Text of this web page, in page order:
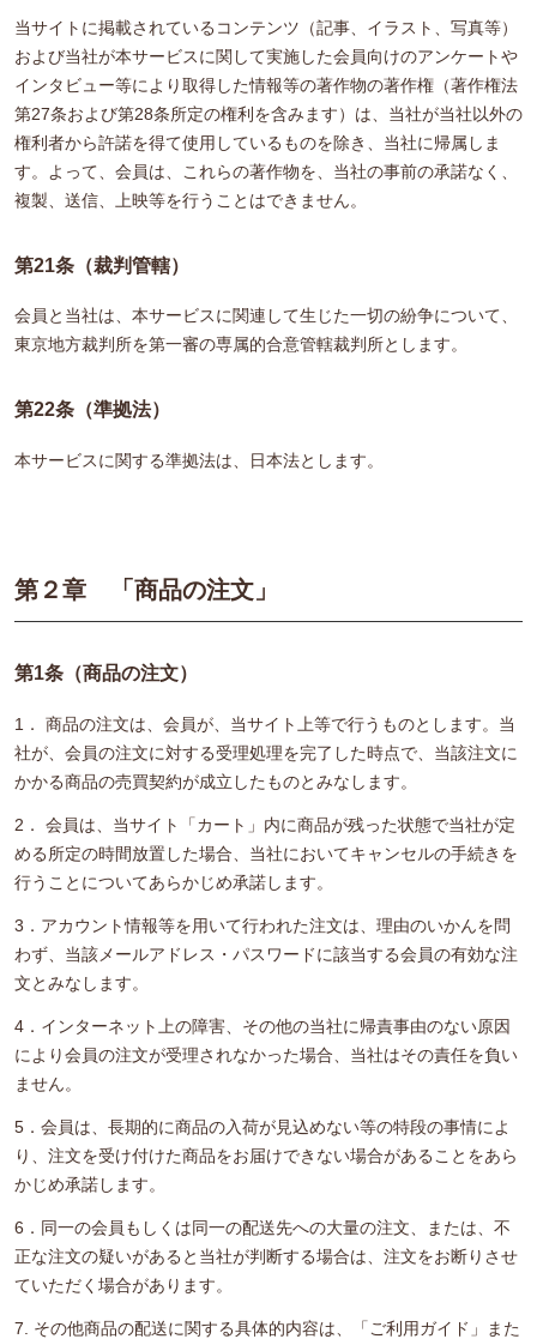
当サイトに掲載されているコンテンツ（記事、イラスト、写真等）
および当社が本サービスに関して実施した会員向けのアンケートや
インタビュー等により取得した情報等の著作物の著作権（著作権法
第27条および第28条所定の権利を含みます）は、当社が当社以外の
権利者から許諾を得て使用しているものを除き、当社に帰属しま
す。よって、会員は、これらの著作物を、当社の事前の承諾なく、
複製、送信、上映等を行うことはできません。
第21条（裁判管轄）
会員と当社は、本サービスに関連して生じた一切の紛争について、
東京地方裁判所を第一審の専属的合意管轄裁判所とします。
第22条（準拠法）
本サービスに関する準拠法は、日本法とします。
第２章 「商品の注文」
第1条（商品の注文）
1． 商品の注文は、会員が、当サイト上等で行うものとします。当
社が、会員の注文に対する受理処理を完了した時点で、当該注文に
かかる商品の売買契約が成立したものとみなします。
2． 会員は、当サイト「カート」内に商品が残った状態で当社が定
める所定の時間放置した場合、当社においてキャンセルの手続きを
行うことについてあらかじめ承諾します。
3．アカウント情報等を用いて行われた注文は、理由のいかんを問
わず、当該メールアドレス・パスワードに該当する会員の有効な注
文とみなします。
4．インターネット上の障害、その他の当社に帰責事由のない原因
により会員の注文が受理されなかった場合、当社はその責任を負い
ません。
5．会員は、長期的に商品の入荷が見込めない等の特段の事情によ
り、注文を受け付けた商品をお届けできない場合があることをあら
かじめ承諾します。
6．同一の会員もしくは同一の配送先への大量の注文、または、不
正な注文の疑いがあると当社が判断する場合は、注文をお断りさせ
ていただく場合があります。
7. その他商品の配送に関する具体的内容は、「ご利用ガイド」また